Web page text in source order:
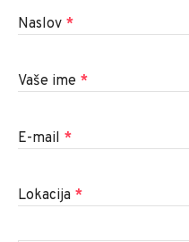
Naslov *
Vaše ime *
E-mail *
Lokacija *